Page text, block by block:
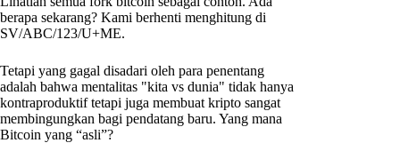
berapa sekarang? Kami berhenti menghitung di
SV/ABC/123/U+ME.
Tetapi yang gagal disadari oleh para penentang
adalah bahwa mentalitas "kita vs dunia" tidak hanya
kontraproduktif tetapi juga membuat kripto sangat
membingungkan bagi pendatang baru. Yang mana
Bitcoin yang “asli”?